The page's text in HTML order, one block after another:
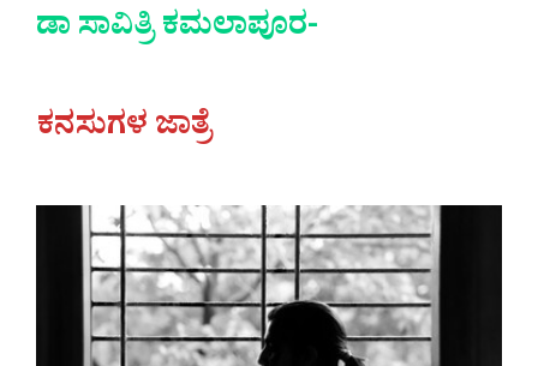
ಡಾ ಸಾವಿತ್ರಿ ಕಮಲಾಪೂರ-
ಕನಸುಗಳ ಜಾತ್ರೆ